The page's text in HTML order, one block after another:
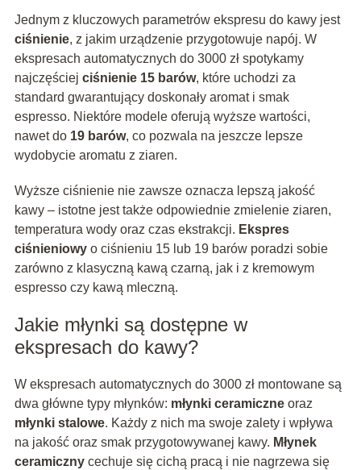
Jednym z kluczowych parametrów ekspresu do kawy jest
ciśnienie, z jakim urządzenie przygotowuje napój. W
ekspresach automatycznych do 3000 zł spotykamy
najczęściej ciśnienie 15 barów, które uchodzi za
standard gwarantujący doskonały aromat i smak
espresso. Niektóre modele oferują wyższe wartości,
nawet do 19 barów, co pozwala na jeszcze lepsze
wydobycie aromatu z ziaren.
Wyższe ciśnienie nie zawsze oznacza lepszą jakość
kawy – istotne jest także odpowiednie zmielenie ziaren,
temperatura wody oraz czas ekstrakcji. Ekspres
ciśnieniowyo ciśnieniu 15 lub 19 barów poradzi sobie
zarówno z klasyczną kawą czarną, jak i z kremowym
espresso czy kawą mleczną.
Jakie młynki są dostępne w
ekspresach do kawy?
W ekspresach automatycznych do 3000 zł montowane są
dwa główne typy młynków: młynki ceramiczneoraz
młynki stalowe. Każdy z nich ma swoje zalety i wpływa
na jakość oraz smak przygotowywanej kawy. Młynek
ceramicznycechuje się cichą pracą i nie nagrzewa się